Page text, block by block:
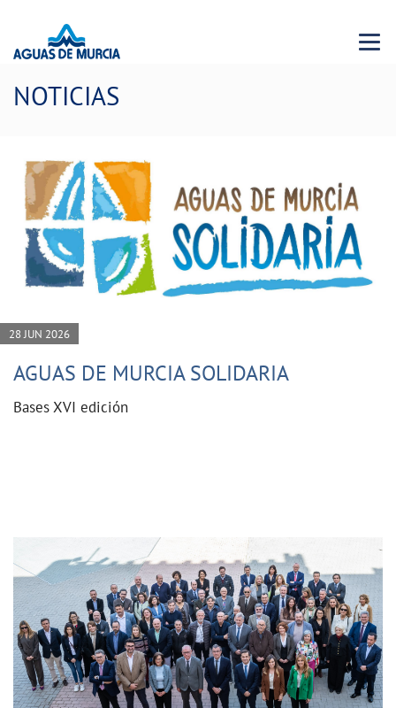
Menu
NOTICIAS
28 JUN 2026
AGUAS DE MURCIA SOLIDARIA
Bases XVI edición